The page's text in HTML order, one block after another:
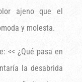
ajeno que el
y molesta.
<< ¿Qué pasa en
la desabrida